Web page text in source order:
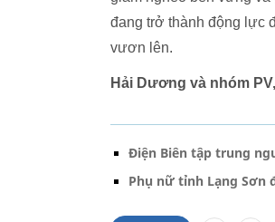
đang trở thành động lực
vươn lên.
Hải Dương và nhóm
Điện Biên tập trung
Phụ nữ tỉnh Lạng Sơn